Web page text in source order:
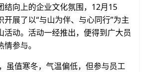
结向上的企业文化氛围，12月15
开展了以“与山为伴、与心同行”为主
活动。活动一经推出，便得到广大员
参与。
虽值寒冬，气温偏低，但参与员工